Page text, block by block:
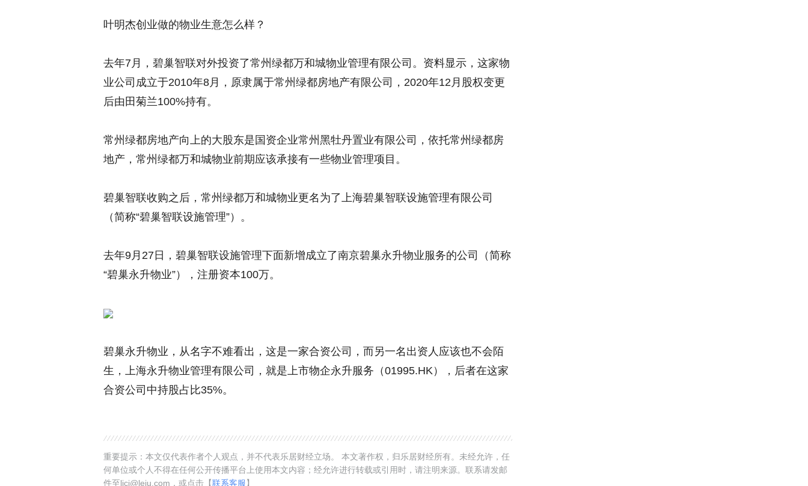
叶明杰创业做的物业生意怎么样？
去年7月，碧巢智联对外投资了常州绿都万和城物业管理有限公司。资料显示，这家物
业公司成立于2010年8月，原隶属于常州绿都房地产有限公司，2020年12月股权变更
后由田菊兰100%持有。
常州绿都房地产向上的大股东是国资企业常州黑牡丹置业有限公司，依托常州绿都房
地产，常州绿都万和城物业前期应该承接有一些物业管理项目。
碧巢智联收购之后，常州绿都万和城物业更名为了上海碧巢智联设施管理有限公司
（简称“碧巢智联设施管理”）。
去年9月27日，碧巢智联设施管理下面新增成立了南京碧巢永升物业服务的公司（简称
“碧巢永升物业”），注册资本100万。
碧巢永升物业，从名字不难看出，这是一家合资公司，而另一名出资人应该也不会陌
生，上海永升物业管理有限公司，就是上市物企永升服务（01995.HK），后者在这家
合资公司中持股占比35%。
重要提示：本文仅代表作者个人观点，并不代表乐居财经立场。 本文著作权，归乐居财经所有。未经允许，任
何单位或个人不得在任何公开传播平台上使用本文内容；经允许进行转载或引用时，请注明来源。联系请发邮
件至ljcj@leju.com，或点击【联系客服】